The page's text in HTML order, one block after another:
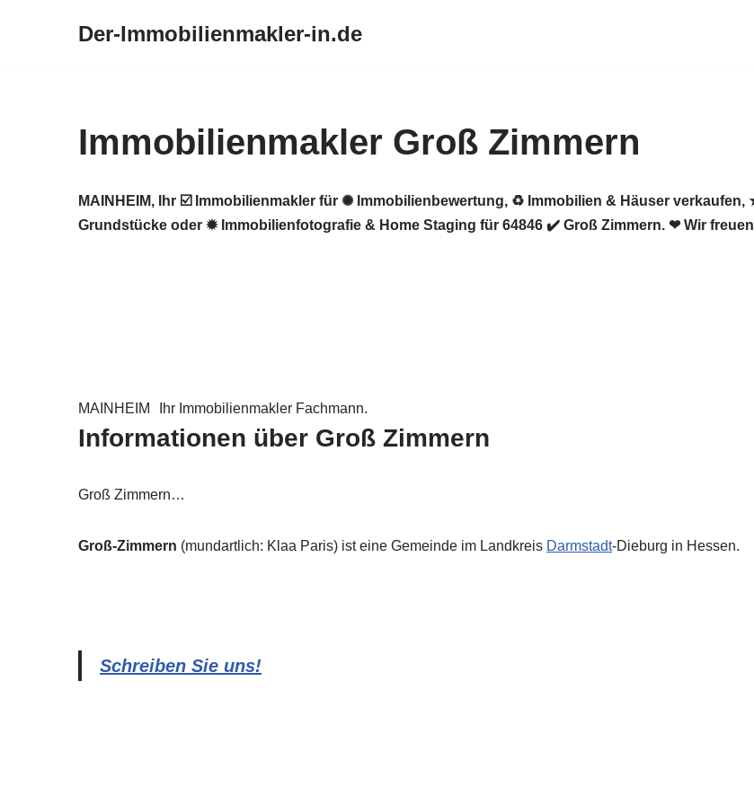
Der-Immobilienmakler-in.de
Immobilienmakler Groß Zimmern
MAINHEIM, Ihr ☑️ Immobilienmakler für ✺ Immobilienbewertung, ♻ Immobilien & Häuser
Grundstücke oder ✹ Immobilienfotografie & Home Staging für 64846 ✔️ Groß Zimmern. ❤ Wir
MAINHEIM Ihr Immobilienmakler Fachmann.
Informationen über Groß Zimmern
Groß Zimmern…
Groß-Zimmern (mundartlich: Klaa Paris) ist eine Gemeinde im Landkreis Darmstadt-Dieburg in Hessen.
Schreiben Sie uns!